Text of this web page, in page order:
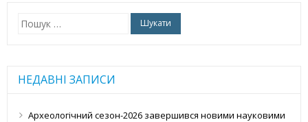
Пошук:
НЕДАВНІ ЗАПИСИ
Археологічний сезон-2026 завершився новими науковими